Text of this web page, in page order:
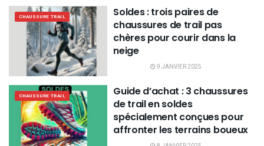
CHAUSSURE TRAIL
Soldes : trois paires de
chaussures de trail pas
chères pour courir dans la
neige
9 JANVIER 2025
CHAUSSURE TRAIL
Guide d’achat : 3 chaussures
de trail en soldes
spécialement conçues pour
affronter les terrains boueux